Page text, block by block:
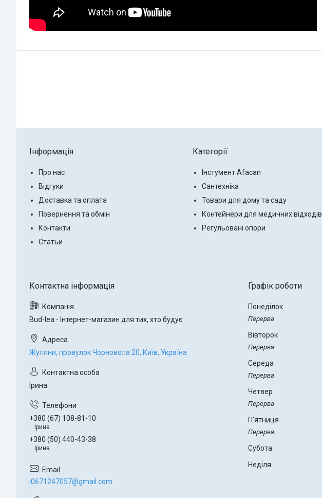
Інформація
Про нас
Відгуки
Доставка та оплата
Повернення та обмін
Контакти
Статьи
Категорії
Інстумент Afacan
Сантехніка
Товари для дому та саду
Контейнери для медичних відходів
Регульовані опори
Bud-lea - Інтернет-магазин для тих, хто будує
Жуляни, провулок Чорновола 20, Київ, Україна
Ірина
+380 (67) 108-81-10
Ірина
+380 (50) 440-43-38
Ірина
i0671247057@gmail.com
Графік роботи
Понеділок
Вівторок
Середа
Четвер
Пʼятниця
Субота
Неділя